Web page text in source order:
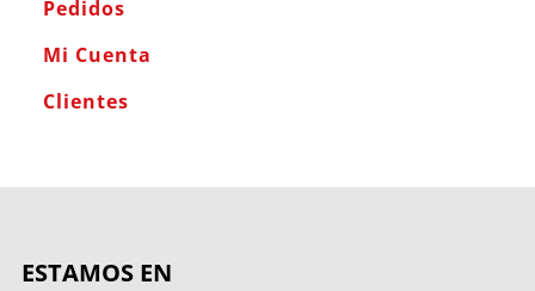
Pedidos
Mi Cuenta
Clientes
ESTAMOS EN